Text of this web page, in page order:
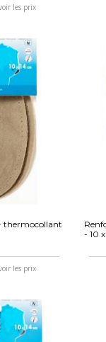
les prix
thermocollant
les prix
- 10